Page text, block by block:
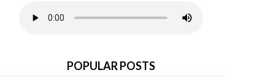
POPULAR POSTS